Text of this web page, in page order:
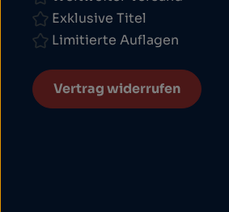
Exklusive Titel
Limitierte Auflagen
Vertrag widerrufen